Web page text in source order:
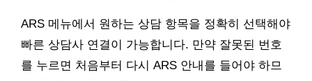
ARS 메뉴에서 원하는 상담 항목을 정확히 선택해야
빠른 상담사 연결이 가능합니다. 만약 잘못된 번호
를 누르면 처음부터 다시 ARS 안내를 들어야 하므